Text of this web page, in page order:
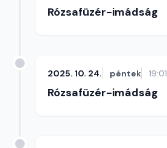
Rózsafüzér-imádság
2025. 10. 24. péntek 19:01
Rózsafüzér-imádság